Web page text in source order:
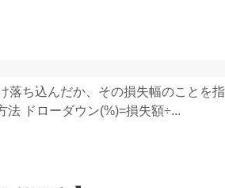
落ち込んだか、その損失幅のことを指
法 ドローダウン(%)=損失額÷...